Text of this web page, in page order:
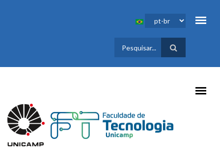
FORMULÁRIO
DE BUSCA